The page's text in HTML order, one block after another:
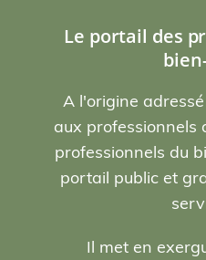
Le portail des
A l'origine
aux professionnels
professionnels du
portail public et
Il met en